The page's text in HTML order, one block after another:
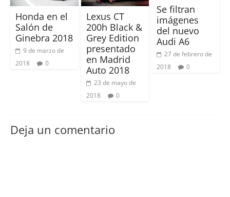
Honda en el
Salón de
Ginebra 2018
9 de marzo de
2018
0
Lexus CT
200h Black &
Grey Edition
presentado
en Madrid
Auto 2018
23 de mayo de
2018
0
Se filtran
imágenes
del nuevo
Audi A6
27 de febrero de
2018
0
Deja un comentario